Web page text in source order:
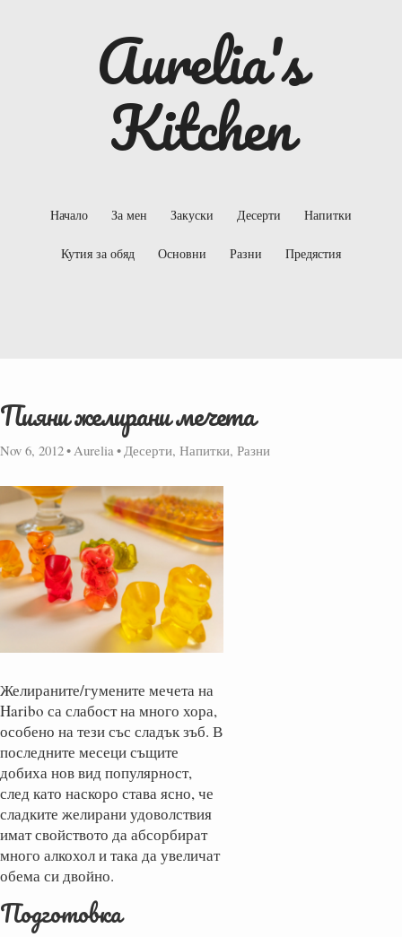
Aurelia's
Kitchen
Начало За мен Закуски Десерти Напитки
Кутия за обяд Основни Разни Предястия
Пияни желирани мечета
Nov 6, 2012• Aurelia • Десерти, Напитки, Разни
Желираните/гумените мечета на
Haribo са слабост на много хора,
особено на тези със сладък зъб. В
последните месеци същите
добиха нов вид популярност,
след като наскоро става ясно, че
сладките желирани удоволствия
имат свойството да абсорбират
много алкохол и така да увеличат
обема си двойно.
Подготовка